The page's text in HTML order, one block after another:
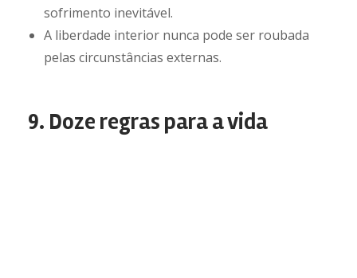
sofrimento inevitável.
A liberdade interior nunca pode ser roubada
pelas circunstâncias externas.
9. Doze regras para a vida